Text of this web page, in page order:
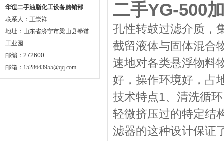
华谊二手油脂化工设备购销部
联系人：王崇祥
地址：山东省济宁市梁山县拳谱
工业园
邮编：272600
邮箱： 1528643955@qq.com
二手YG-500
孔性转鼓过滤介质，
截留液体与固体混合
速地对各类悬浮物料
好，操作环境好，占
技术特点1、清洗循环
轻微挤压过的特定结
滤器的这种设计保证